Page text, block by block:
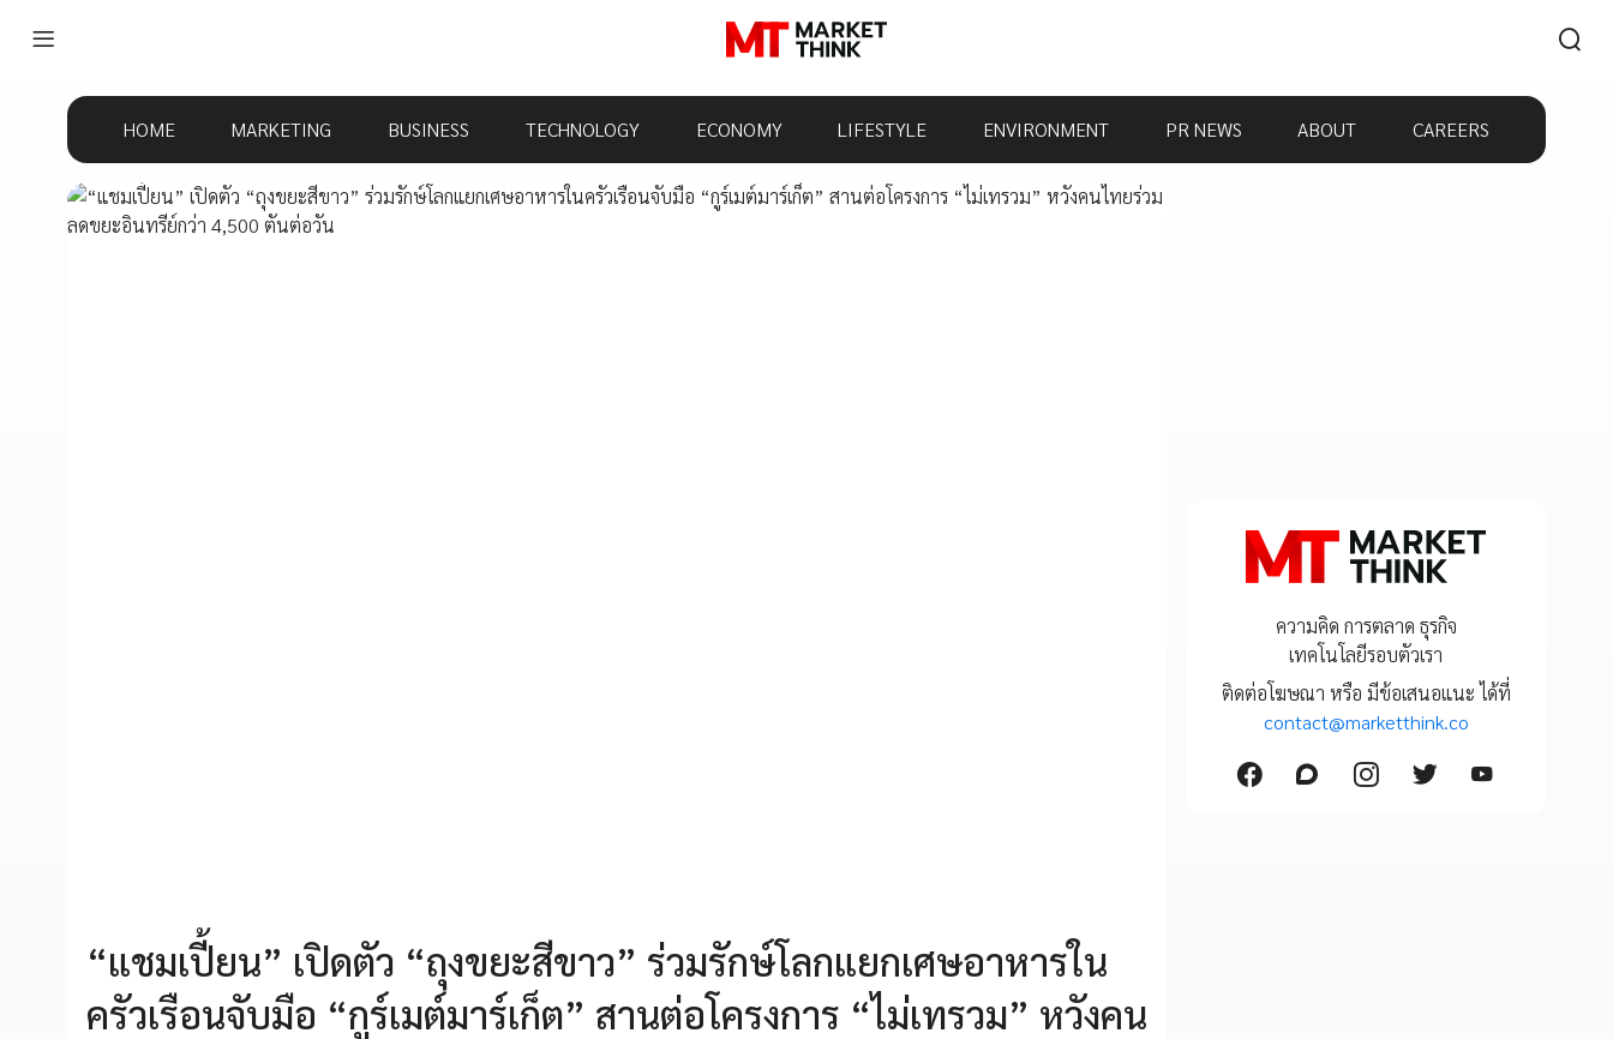
HOME MARKETING BUSINESS TECHNOLOGY ECONOMY LIFESTYLE ENVIRONMENT PR NEWS ABOUT CAREERS
“แชมเปี้ยน” เปิดตัว “ถุงขยะสีขาว” ร่วมรักษ์โลกแยกเศษอาหารใน
ครัวเรือนจับมือ “กูร์เมต์มาร์เก็ต” สานต่อโครงการ “ไม่เทรวม” หวังคน
ความคิด การตลาด ธุรกิจ
เทคโนโลยีรอบตัวเรา
ติดต่อโฆษณา หรือ มีข้อเสนอแนะ ได้ที่
contact@marketthink.co